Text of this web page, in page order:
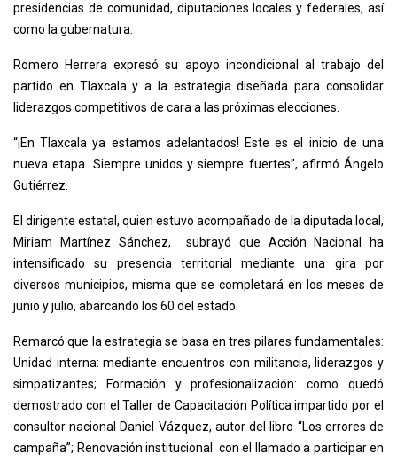
presidencias de comunidad, diputaciones locales y federales, así
como la gubernatura.
Romero Herrera expresó su apoyo incondicional al trabajo del
partido en Tlaxcala y a la estrategia diseñada para consolidar
liderazgos competitivos de cara a las próximas elecciones.
“¡En Tlaxcala ya estamos adelantados! Este es el inicio de una
nueva etapa. Siempre unidos y siempre fuertes”, afirmó Ángelo
Gutiérrez.
El dirigente estatal, quien estuvo acompañado de la diputada local,
Miriam Martínez Sánchez, subrayó que Acción Nacional ha
intensificado su presencia territorial mediante una gira por
diversos municipios, misma que se completará en los meses de
junio y julio, abarcando los 60 del estado.
Remarcó que la estrategia se basa en tres pilares fundamentales:
Unidad interna: mediante encuentros con militancia, liderazgos y
simpatizantes; Formación y profesionalización: como quedó
demostrado con el Taller de Capacitación Política impartido por el
consultor nacional Daniel Vázquez, autor del libro “Los errores de
campaña”; Renovación institucional: con el llamado a participar en